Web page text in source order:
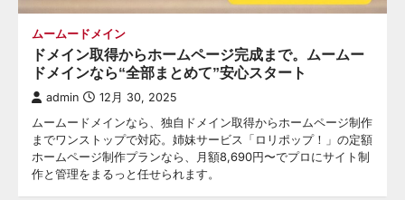
ムームードメイン
ドメイン取得からホームページ完成まで。ムームー
ドメインなら“全部まとめて”安心スタート
admin 12月 30, 2025
ムームードメインなら、独自ドメイン取得からホームページ制作
までワンストップで対応。姉妹サービス「ロリポップ！」の定額
ホームページ制作プランなら、月額8,690円〜でプロにサイト制
作と管理をまるっと任せられます。